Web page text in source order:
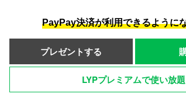
PayPay決済が利用できるように
プレゼントする
LYPプレミアムで使い放題